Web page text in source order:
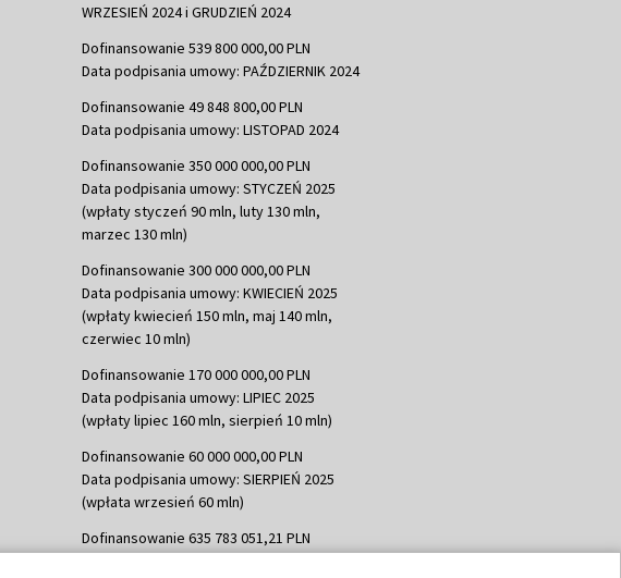
WRZESIEŃ 2024 i GRUDZIEŃ 2024
Dofinansowanie 539 800 000,00 PLN
Data podpisania umowy: PAŹDZIERNIK 2024
Dofinansowanie 49 848 800,00 PLN
Data podpisania umowy: LISTOPAD 2024
Dofinansowanie 350 000 000,00 PLN
Data podpisania umowy: STYCZEŃ 2025
(wpłaty styczeń 90 mln, luty 130 mln,
marzec 130 mln)
Dofinansowanie 300 000 000,00 PLN
Data podpisania umowy: KWIECIEŃ 2025
(wpłaty kwiecień 150 mln, maj 140 mln,
czerwiec 10 mln)
Dofinansowanie 170 000 000,00 PLN
Data podpisania umowy: LIPIEC 2025
(wpłaty lipiec 160 mln, sierpień 10 mln)
Dofinansowanie 60 000 000,00 PLN
Data podpisania umowy: SIERPIEŃ 2025
(wpłata wrzesień 60 mln)
Dofinansowanie 635 783 051,21 PLN